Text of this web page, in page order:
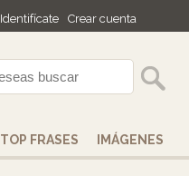
Identifícate Crear cuenta
TOP FRASES IMÁGENES